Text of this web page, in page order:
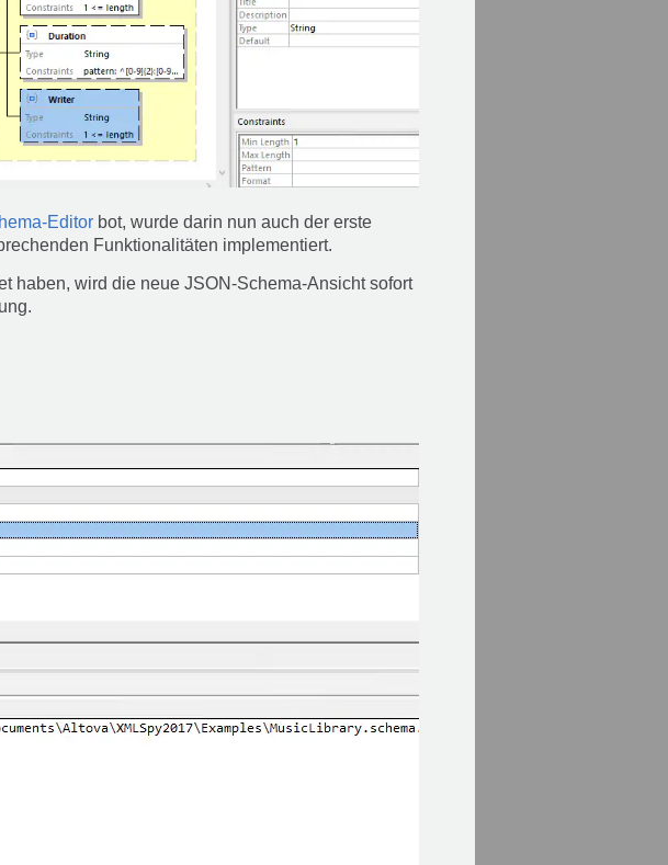
Editor bot, wurde darin nun auch der erste
Funktionalitäten implementiert.
haben, wird die neue JSON-Schema-Ansicht sofort